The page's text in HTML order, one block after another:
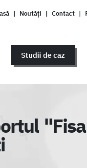
| Noutăți | Contact |
Studii de caz